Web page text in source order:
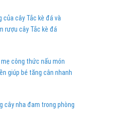
của cây Tắc kè đá và
rượu cây Tắc kè đá
công thức nấu món
giúp bé tăng cân nhanh
cây nha đam trong phòng